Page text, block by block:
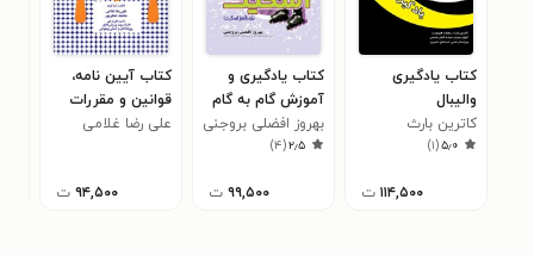
کتاب یادگیری
والیبال
کاترین بارث
۵٫۰(۱)
۱۱۴,۵۰۰ ت
کتاب یادگیری و
آموزش گام به گام
اسکیت
بهروز افضلی بروجنی
۲٫۵(۴)
۹۹,۵۰۰ ت
کتاب آیین نامه،
قوانین و مقررات
مسابقات ورزش
علی رضا غلامی
۹۴,۵۰۰ ت